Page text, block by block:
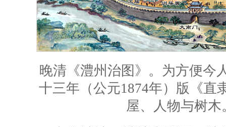
晚清《澧州治图》。为方便今
十三年（公元1874年）版《直
屋、人物与树